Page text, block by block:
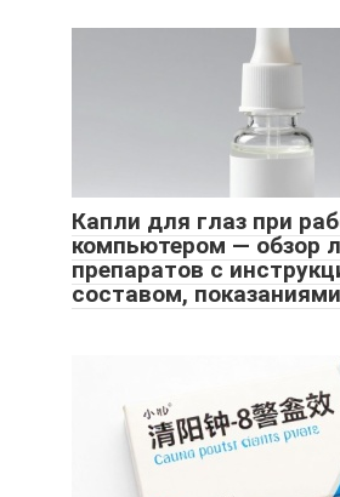
Капли для глаз при
компьютером — обзор
препаратов с
составом,